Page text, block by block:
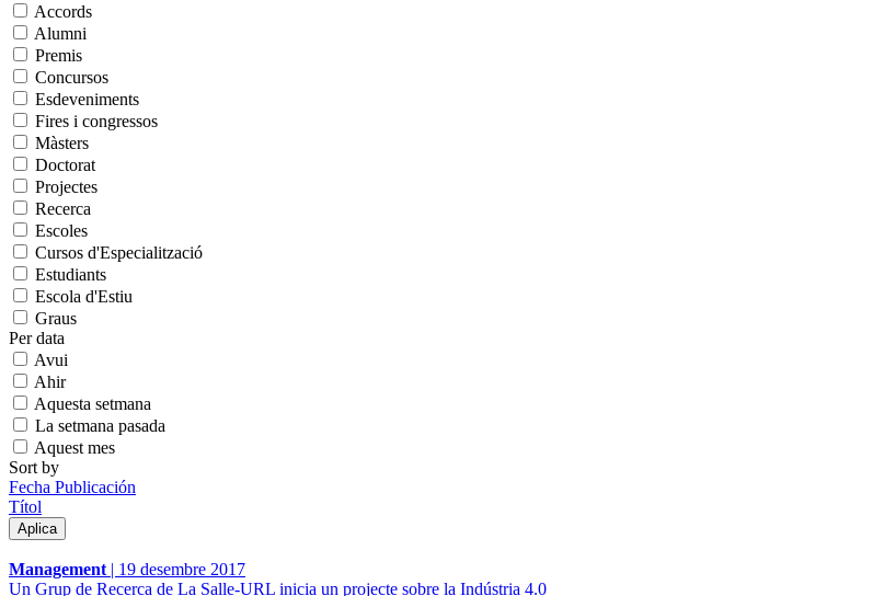
Accords
Alumni
Premis
Concursos
Esdeveniments
Fires i congressos
Màsters
Doctorat
Projectes
Recerca
Escoles
Cursos d'Especialització
Estudiants
Escola d'Estiu
Graus
Per data
Avui
Ahir
Aquesta setmana
La setmana pasada
Aquest mes
Sort by
Fecha Publicación
Títol
Management | 19 desembre 2017
Un Grup de Recerca de La Salle-URL inicia un projecte sobre la Indústria 4.0